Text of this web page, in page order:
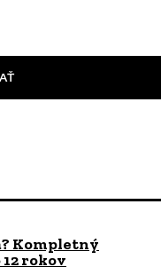
Kompletný
rokov